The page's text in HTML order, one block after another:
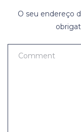
O seu endereço